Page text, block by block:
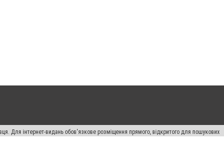
Для інтернет-видань обов'язкове розміщення прямого, відкритого для пошукових